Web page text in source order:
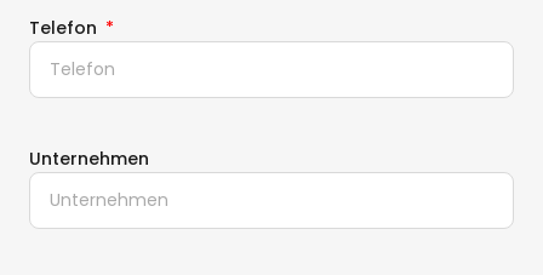
Telefon
Unternehmen